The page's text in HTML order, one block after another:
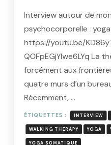
Interview autour de
psychocorporelle :
https://youtu.be/
QOFpEGjYIwe6LYq La
forcément aux
quatre murs d’un
Récemment, …
ÉTIQUETTES : INTERVIEW
WALKING THERAPY YOGA
YOGA SOMATIQUE